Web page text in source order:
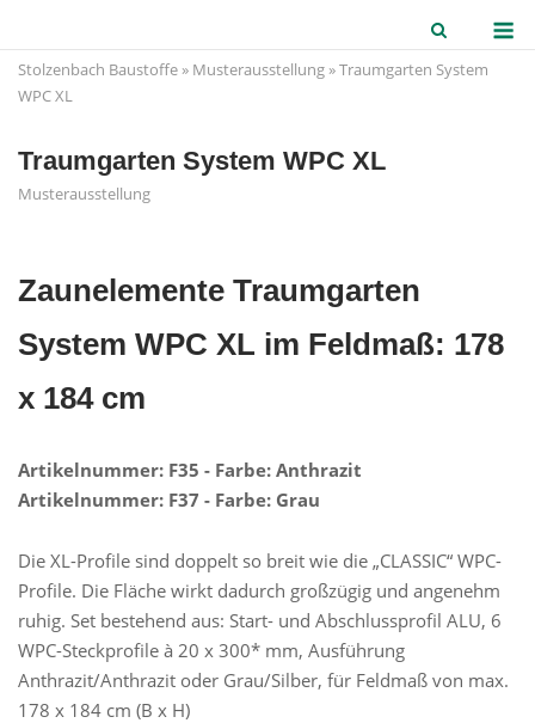
to
content
Stolzenbach Baustoffe » Musterausstellung »Traumgarten System
WPC XL
Traumgarten System WPC XL
Musterausstellung
Zaunelemente Traumgarten
System WPC XL im Feldmaß: 178
x 184 cm
Artikelnummer: F35 - Farbe: Anthrazit
Artikelnummer: F37 - Farbe: Grau
Die XL-Profile sind doppelt so breit wie die „CLASSIC“ WPC-
Profile. Die Fläche wirkt dadurch großzügig und angenehm
ruhig. Set bestehend aus: Start- und Abschlussprofil ALU, 6
WPC-Steckprofile à 20 x 300* mm, Ausführung
Anthrazit/Anthrazit oder Grau/Silber, für Feldmaß von max.
178 x 184 cm (B x H)